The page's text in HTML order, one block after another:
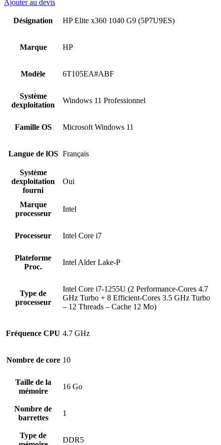
Ajouter au devis
Désignation HP Elite x360 1040 G9 (5P7U9ES)
Marque HP
Modèle 6T105EA#ABF
Système
dexploitation
Windows 11 Professionnel
Famille OS Microsoft Windows 11
Langue de lOS Français
Système
dexploitation
fourni
Oui
Marque
processeur
Intel
Processeur Intel Core i7
Plateforme
Proc.
Intel Alder Lake-P
Type de
processeur
Intel Core i7-1255U (2 Performance-Cores 4.7
GHz Turbo + 8 Efficient-Cores 3.5 GHz Turbo
– 12 Threads – Cache 12 Mo)
Fréquence CPU 4.7 GHz
Nombre de core 10
Taille de la
mémoire
16 Go
Nombre de
barrettes
1
Type de
DDR5